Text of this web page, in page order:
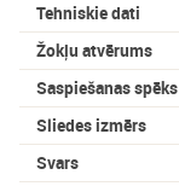
Tehniskie dati
Žokļu atvērums
Saspiešanas spēks
Sliedes izmērs
Svars